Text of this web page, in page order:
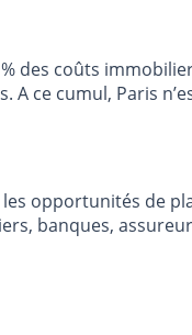
des coûts
ce cumul, Paris
opportunités de
banques,